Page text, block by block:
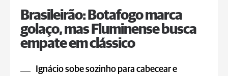
Brasileirão: Botafogo marca
golaço, mas Fluminense busca
empate em clássico
Ignácio sobe sozinho para cabecear e